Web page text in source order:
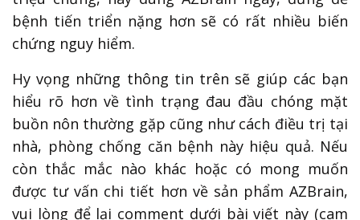
bệnh tiến triển nặng hơn sẽ có rất nhiều biến
chứng nguy hiểm.
Hy vọng những thông tin trên sẽ giúp các bạn
hiểu rõ hơn về tình trạng đau đầu chóng mặt
buồn nôn thường gặp cũng như cách điều trị tại
nhà, phòng chống căn bệnh này hiệu quả. Nếu
còn thắc mắc nào khác hoặc có mong muốn
được tư vấn chi tiết hơn về sản phẩm AZBrain,
vui lòng để lại comment dưới bài viết này (cam